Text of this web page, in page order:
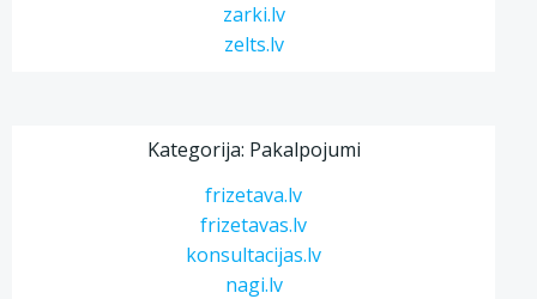
zarki.lv
zelts.lv
Kategorija: Pakalpojumi
frizetava.lv
frizetavas.lv
konsultacijas.lv
nagi.lv